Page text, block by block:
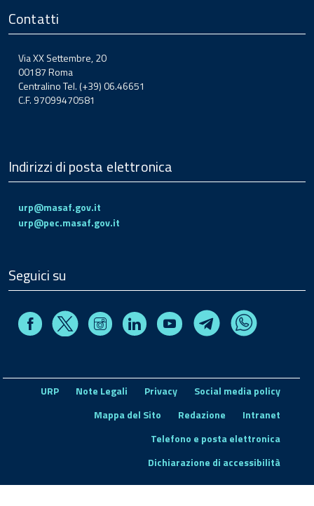
Contatti
Via XX Settembre, 20
00187 Roma
Centralino Tel. (+39) 06.46651
C.F. 97099470581
Indirizzi di posta elettronica
urp@masaf.gov.it
urp@pec.masaf.gov.it
Seguici su
FacebookX InstagramLinkedin Youtube TelegramWhatsapp
URP Note Legali Privacy
Social media policy
Mappa del Sito
Redazione
Intranet
Telefono e posta elettronica
Dichiarazione di accessibilità